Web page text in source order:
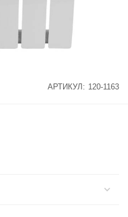
АРТИКУЛ: 120-1163